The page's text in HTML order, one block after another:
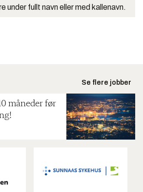
under fullt navn eller med kallenavn.
Se flere jobber
måneder før